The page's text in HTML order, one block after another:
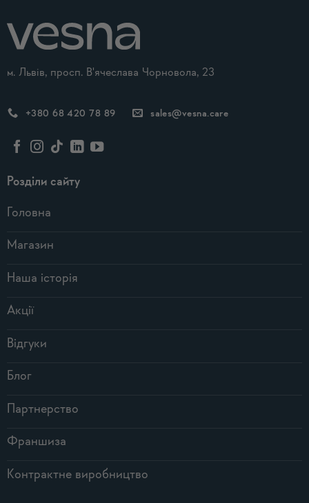
м. Львів, просп. В'ячеслава Чорновола, 23
+380 68 420 78 89 sales@vesna.care
Розділи сайту
Головна
Магазин
Наша історія
Акції
Відгуки
Блог
Партнерство
Франшиза
Контрактне виробництво